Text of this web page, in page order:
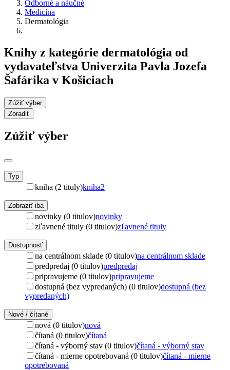
Odborné a náučné
Medicína
Dermatológia
Knihy z kategórie dermatológia od
vydavateľstva Univerzita Pavla Jozefa
Šafárika v Košiciach
Zúžiť výber
Zoradiť
Zúžiť výber
Typ
kniha (2 tituly)kniha2
Zobraziť iba
novinky (0 titulov)novinky
zľavnené tituly (0 titulov)zľavnené tituly
Dostupnosť
na centrálnom sklade (0 titulov)na centrálnom sklade
predpredaj (0 titulov)predpredaj
pripravujeme (0 titulov)pripravujeme
dostupná (bez vypredaných) (0 titulov)dostupná (bez
vypredaných)
Nové / čítané
nová (0 titulov)nová
čítaná (0 titulov)čítaná
čítaná - výborný stav (0 titulov)čítaná - výborný stav
čítaná - mierne opotrebovaná (0 titulov)čítaná - mierne
opotrebovaná